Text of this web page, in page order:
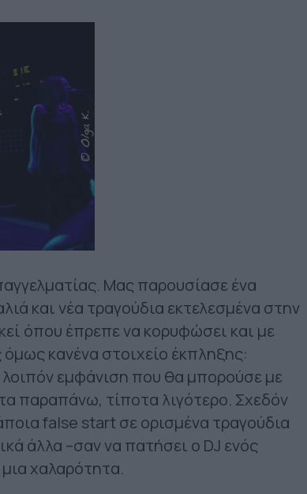
Μας παρουσίασε ένα
και νέα τραγούδια εκτελεσμένα στην
όπου έπρεπε να κορυφώσει και με
κανένα στοιχείο έκπληξης:
εμφάνιση που θα μπορούσε με
παραπάνω, τίποτα λιγότερο. Σχεδόν
false start σε ορισμένα τραγούδια
άλλα –σαν να πατήσει ο DJ ενός
χαλαρότητα.